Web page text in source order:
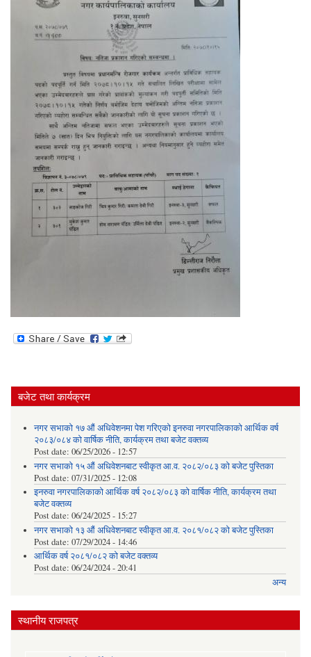
बजेट तथा कार्यक्रम
नगर सभाको १७ औं अधिवेशनमा पेश गरिएको इनरुवा नगरपालिकाको आर्थिक वर्ष
२०८३/०८४ को वार्षिक नीति, कार्यक्रम तथा बजेट वक्तव्य
Post date: 06/25/2026 - 12:57
नगर सभाको १५ औं अधिवेशनबाट स्वीकृत आ.व. २०८२/०८३ को बजेट पुस्तिका
Post date: 07/31/2025 - 12:08
इनरुवा नगरपालिकाको आर्थिक वर्ष २०८२/०८३ को वार्षिक नीति, कार्यक्रम तथा
बजेट वक्तव्य
Post date: 06/24/2025 - 15:27
नगर सभाको १३ औं अधिवेशनबाट स्वीकृत आ.व. २०८१/०८२ को बजेट पुस्तिका
Post date: 07/29/2024 - 14:46
आर्थिक वर्ष २०८१/०८२ को बजेट वक्तव्य
Post date: 06/24/2024 - 20:41
अन्य
स्थानीय राजपत्र